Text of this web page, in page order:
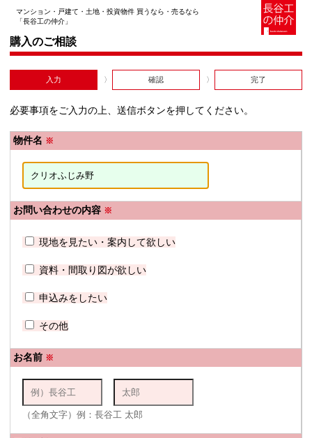
マンション・戸建て・土地・投資物件 買うなら・売るなら
「長谷工の仲介」
購入のご相談
入力 確認 完了
必要事項をご入力の上、送信ボタンを押してください。
物件名 ※
お問い合わせの内容 ※
現地を見たい・案内して欲しい
資料・間取り図が欲しい
申込みをしたい
その他
お名前 ※
（全角文字）例：長谷工 太郎